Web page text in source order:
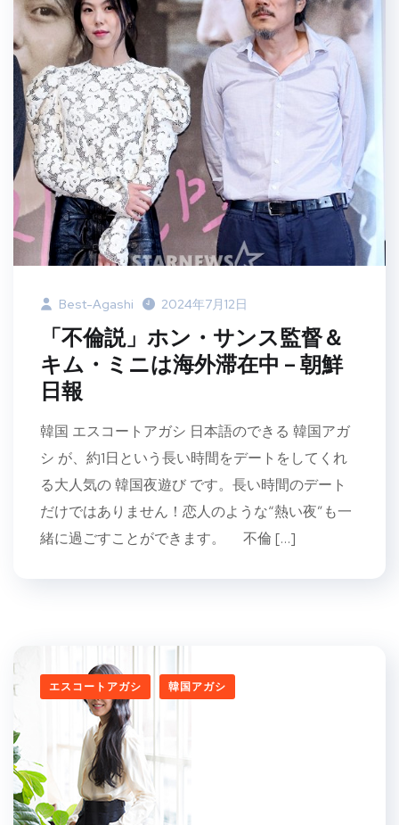
Best-Agashi 2024年7月12日
「不倫説」ホン・サンス監督＆
キム・ミニは海外滞在中 – 朝鮮
日報
韓国 エスコートアガシ 日本語のできる 韓国アガ
シ が、約1日という長い時間をデートをしてくれ
る大人気の 韓国夜遊び です。長い時間のデート
だけではありません！恋人のような“熱い夜”も一
緒に過ごすことができます。 不倫 […]
エスコートアガシ 韓国アガシ